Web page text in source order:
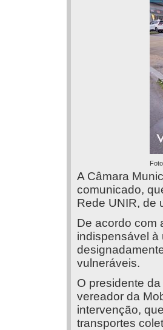
A Câmara
comunicado,
Rede UNIR, de
De acordo com
indispensável à
vulneráveis.
O presidente
vereador da
intervenção,
transportes